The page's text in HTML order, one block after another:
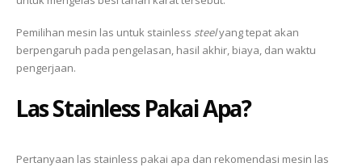
Pemilihan mesin las untuk stainless steelyang tepat akan
berpengaruh pada pengelasan, hasil akhir, biaya, dan waktu
pengerjaan.
Las Stainless Pakai Apa?
Pertanyaan las stainless pakai apa dan rekomendasi mesin las